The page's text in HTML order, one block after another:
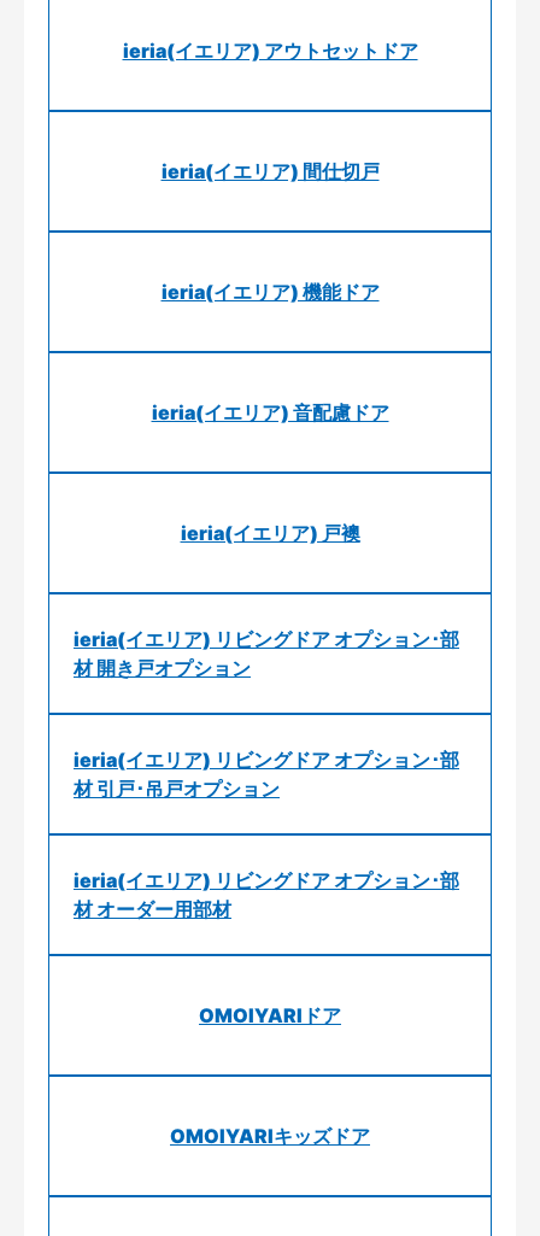
ieria(イエリア) アウトセットドア
ieria(イエリア) 間仕切戸
ieria(イエリア) 機能ドア
ieria(イエリア) 音配慮ドア
ieria(イエリア) 戸襖
ieria(イエリア) リビングドア オプション･部
材 開き戸オプション
ieria(イエリア) リビングドア オプション･部
材 引戸･吊戸オプション
ieria(イエリア) リビングドア オプション･部
材 オーダー用部材
OMOIYARIドア
OMOIYARIキッズドア